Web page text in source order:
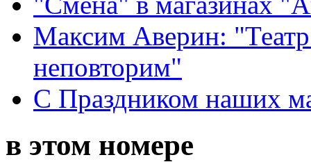
Максим Аверин:
неповторим"
С Праздником наших
в этом номере